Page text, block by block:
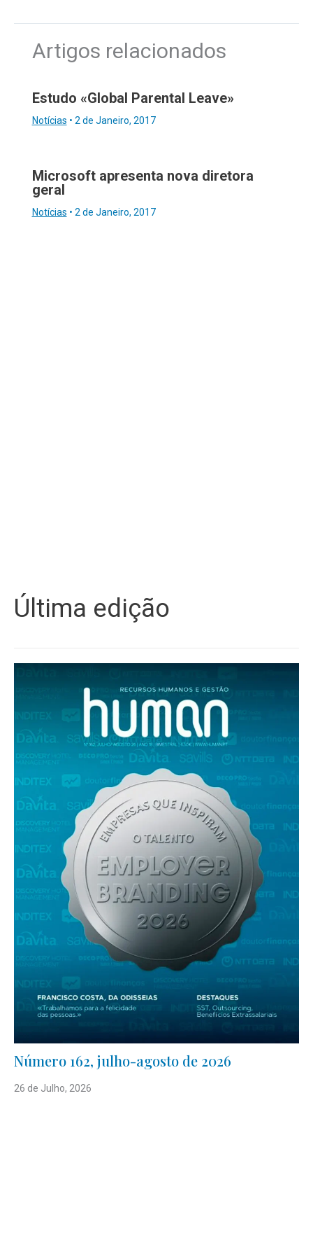
Artigos relacionados
Estudo «Global Parental Leave»
Notícias • 2 de Janeiro, 2017
Microsoft apresenta nova diretora
geral
Notícias • 2 de Janeiro, 2017
Última edição
Número 162, julho-agosto de 2026
26 de Julho, 2026